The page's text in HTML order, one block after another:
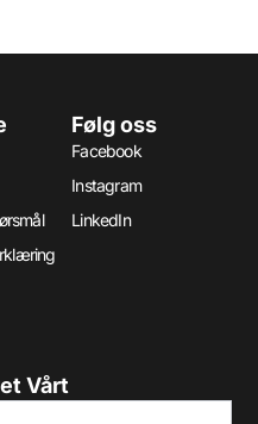
Følg oss
Facebook
Instagram
LinkedIn
Vårt